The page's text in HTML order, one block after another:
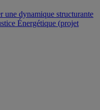
une dynamique structurante
Énergétique (projet